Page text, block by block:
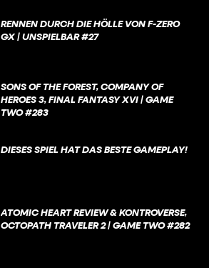
RENNEN DURCH DIE HÖLLE VON F-ZERO
GX | UNSPIELBAR #27
SONS OF THE FOREST, COMPANY OF
HEROES 3, FINAL FANTASY XVI | GAME
TWO #283
DIESES SPIEL HAT DAS BESTE GAMEPLAY!
ATOMIC HEART REVIEW & KONTROVERSE,
OCTOPATH TRAVELER 2 | GAME TWO #282